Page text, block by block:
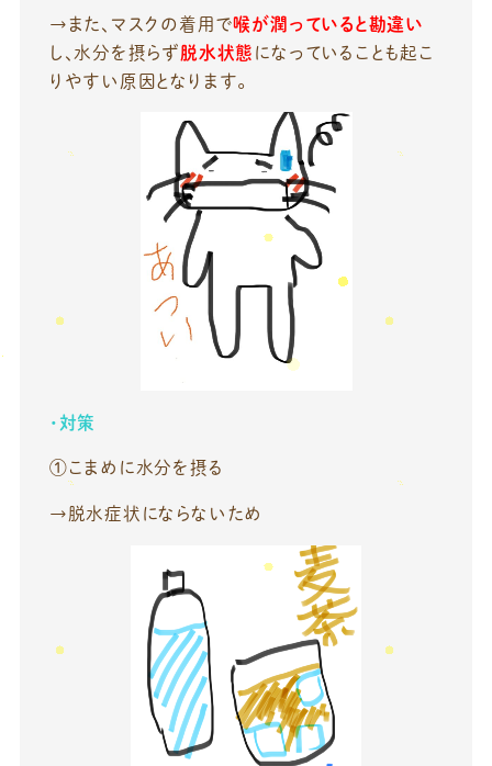
→また、マスクの着用で喉が潤っていると勘違い
し、水分を摂らず脱水状態 になっていることも起こ
りやすい原因となります。
・対策
①こまめに水分を摂る
→脱水症状にならないため